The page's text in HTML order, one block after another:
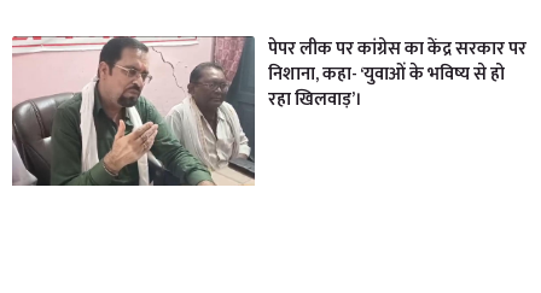
पेपर लीक पर कांग्रेस का केंद्र सरकार पर
निशाना, कहा- ‘युवाओं के भविष्य से हो
रहा खिलवाड़’।